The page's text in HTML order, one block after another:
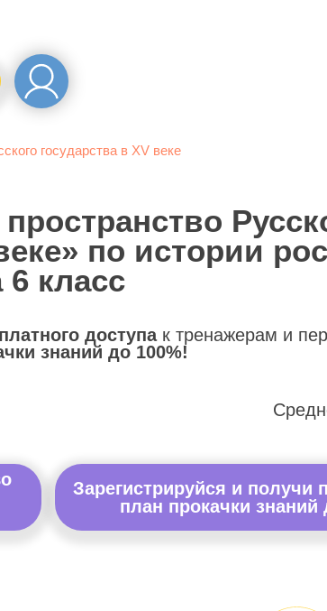
государства в XV веке
по истории
6 класс
доступак тренажерам и
знаний до 100%!
Зарегистрируйся и получи
план прокачки знаний